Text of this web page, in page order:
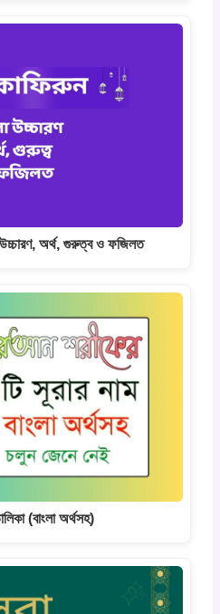
অর্থ, গুরুত্ব ও ফজিলত
(বাংলা অর্থসহ)